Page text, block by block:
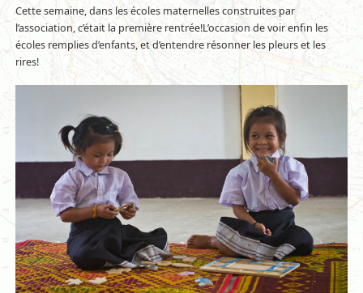
Cette semaine, dans les écoles maternelles construites par
l’association, c’était la première rentrée!L’occasion de voir enfin les
écoles remplies d’enfants, et d’entendre résonner les pleurs et les
rires!